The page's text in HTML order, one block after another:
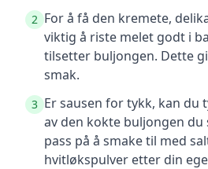
2 For å få den kremete,
viktig å riste melet godt i
tilsetter buljongen. Dette
smak.
3 Er sausen for tykk, kan du
av den kokte buljongen du
pass på å smake til med
hvitløkspulver etter din